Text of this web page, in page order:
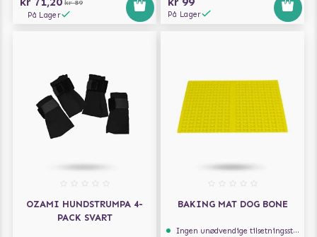
kr 89
På Lager På Lager
OZAMI HUNDSTRUMPA 4-
PACK SVART
BAKING MAT DOG BONE
Ingen unødvendige tilsetningsstoffer